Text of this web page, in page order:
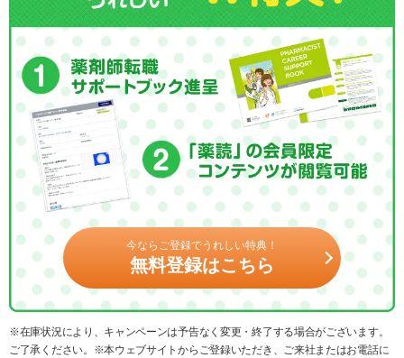
今ならご登録でうれしい特典！
無料登録はこちら
※在庫状況により、キャンペーンは予告なく変更・終了する場合がございます。
ご了承ください。※本ウェブサイトからご登録いただき、ご来社またはお電話に